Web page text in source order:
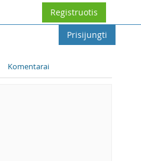
Registruotis
Prisijungti
Komentarai